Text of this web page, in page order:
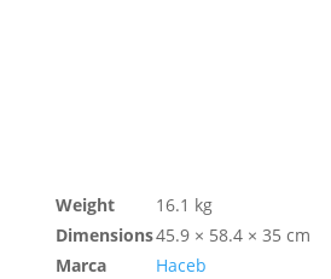
Weight
16.1 kg
Dimensions45.9 × 58.4 × 35 cm
Marca
Haceb